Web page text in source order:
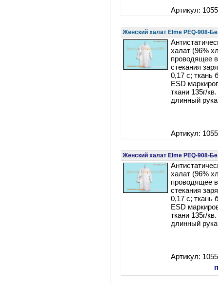
Артикул:
Женский халат Elme PEQ-908-
халат (96%
проводящее
стекания
0,17 c; ткань
ESD
ткани 135г/
длинный
Артикул:
Женский халат Elme PEQ-908-
халат (96%
проводящее
стекания
0,17 c; ткань
ESD
ткани 135г/
длинный
Артикул: